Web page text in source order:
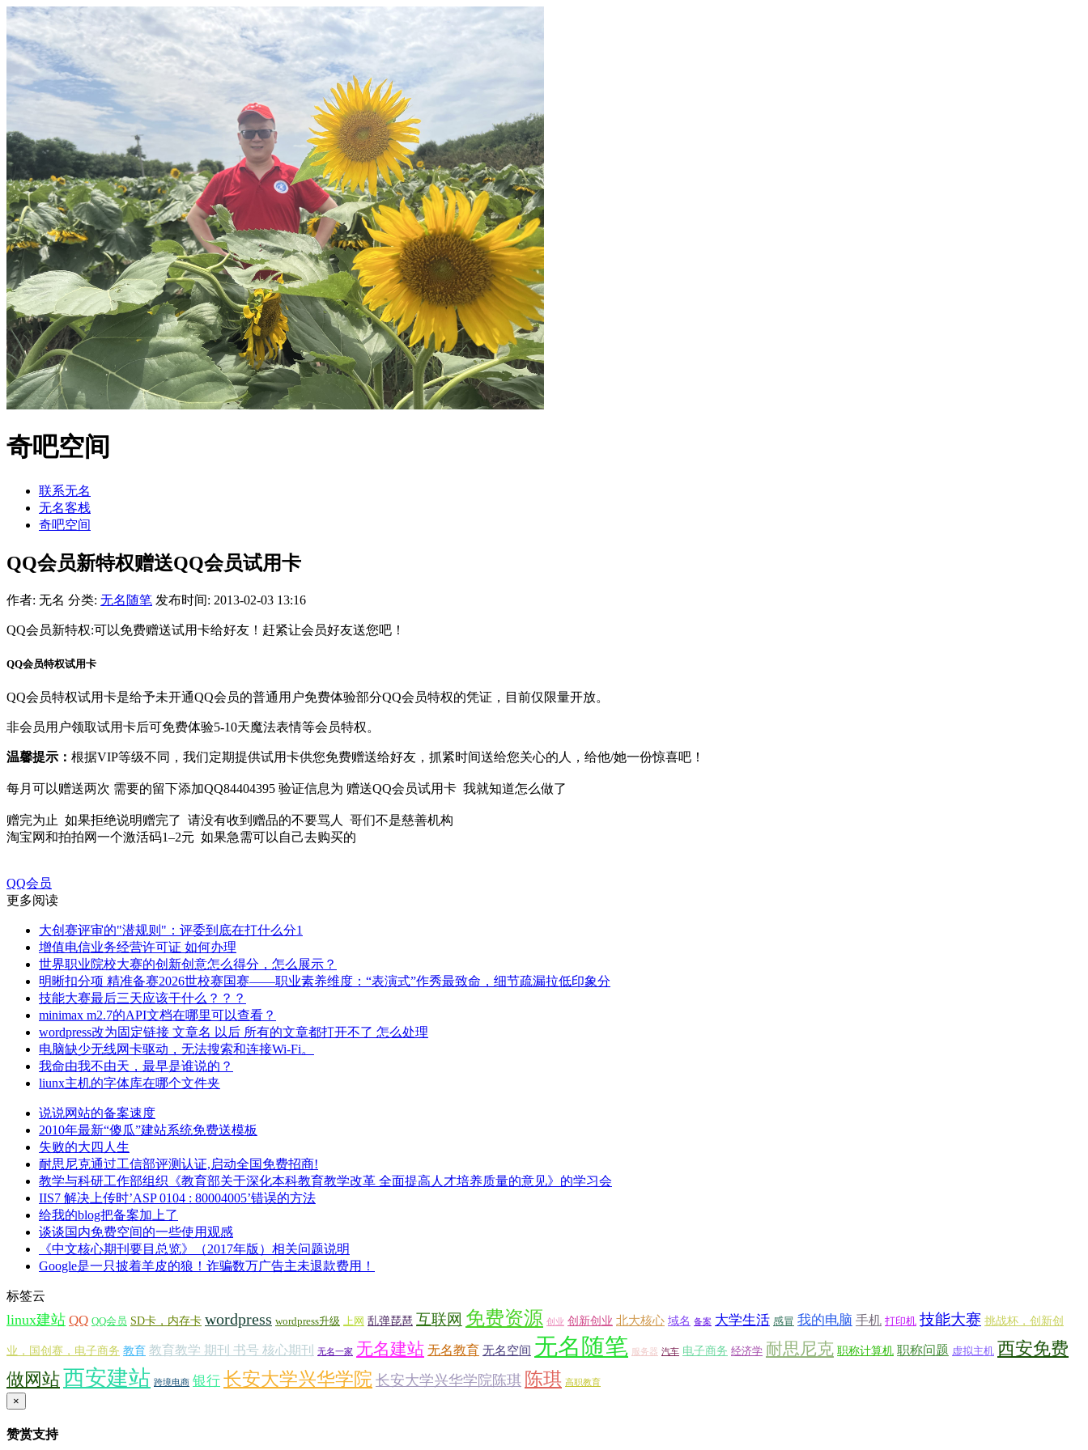
奇吧空间
联系无名
无名客栈
奇吧空间
QQ会员新特权赠送QQ会员试用卡
作者: 无名 分类: 无名随笔 发布时间: 2013-02-03 13:16
QQ会员新特权:可以免费赠送试用卡给好友！赶紧让会员好友送您吧！
QQ会员特权试用卡
QQ会员特权试用卡是给予未开通QQ会员的普通用户免费体验部分QQ会员特权的凭证，目前仅限量开放。
非会员用户领取试用卡后可免费体验5-10天魔法表情等会员特权。
温馨提示： 根据VIP等级不同，我们定期提供试用卡供您免费赠送给好友，抓紧时间送给您关心的人，给他/她一份惊喜吧！
每月可以赠送两次 需要的留下添加QQ84404395 验证信息为 赠送QQ会员试用卡 我就知道怎么做了
赠完为止 如果拒绝说明赠完了 请没有收到赠品的不要骂人 哥们不是慈善机构
淘宝网和拍拍网一个激活码1–2元 如果急需可以自己去购买的
QQ会员
更多阅读
大创赛评审的"潜规则"：评委到底在打什么分1
增值电信业务经营许可证 如何办理
世界职业院校大赛的创新创意怎么得分，怎么展示？
明晰扣分项 精准备赛2026世校赛国赛——职业素养维度：“表演式”作秀最致命，细节疏漏拉低印象分
技能大赛最后三天应该干什么？？？
minimax m2.7的API文档在哪里可以查看？
wordpress改为固定链接 文章名 以后 所有的文章都打开不了 怎么处理
电脑缺少无线网卡驱动，无法搜索和连接Wi-Fi。
我命由我不由天，最早是谁说的？
liunx主机的字体库在哪个文件夹
说说网站的备案速度
2010年最新“傻瓜”建站系统免费送模板
失败的大四人生
耐思尼克通过工信部评测认证,启动全国免费招商!
教学与科研工作部组织《教育部关于深化本科教育教学改革 全面提高人才培养质量的意见》的学习会
IIS7 解决上传时’ASP 0104 : 80004005’错误的方法
给我的blog把备案加上了
谈谈国内免费空间的一些使用观感
《中文核心期刊要目总览》（2017年版）相关问题说明
Google是一只披着羊皮的狼！诈骗数万广告主未退款费用！
标签云
linux建站 QQ QQ会员 SD卡，内存卡 wordpress wordpress升级 上网 乱弹琵琶 互联网 免费资源 创业 创新创业 北大核心 域名 备案 大学生活 感冒 我的电脑 手机 打印机 技能大赛 挑战杯，创新创
业，国创赛，电子商务 教育 教育教学 期刊 书号 核心期刊 无名一家 无名建站 无名教育 无名空间 无名随笔 服务器 汽车 电子商务 经济学 耐思尼克 职称计算机 职称问题 虚拟主机 西安免费
做网站西安建站 跨境电商 银行 长安大学兴华学院 长安大学兴华学院陈琪 陈琪 高职教育
×
赞赏支持